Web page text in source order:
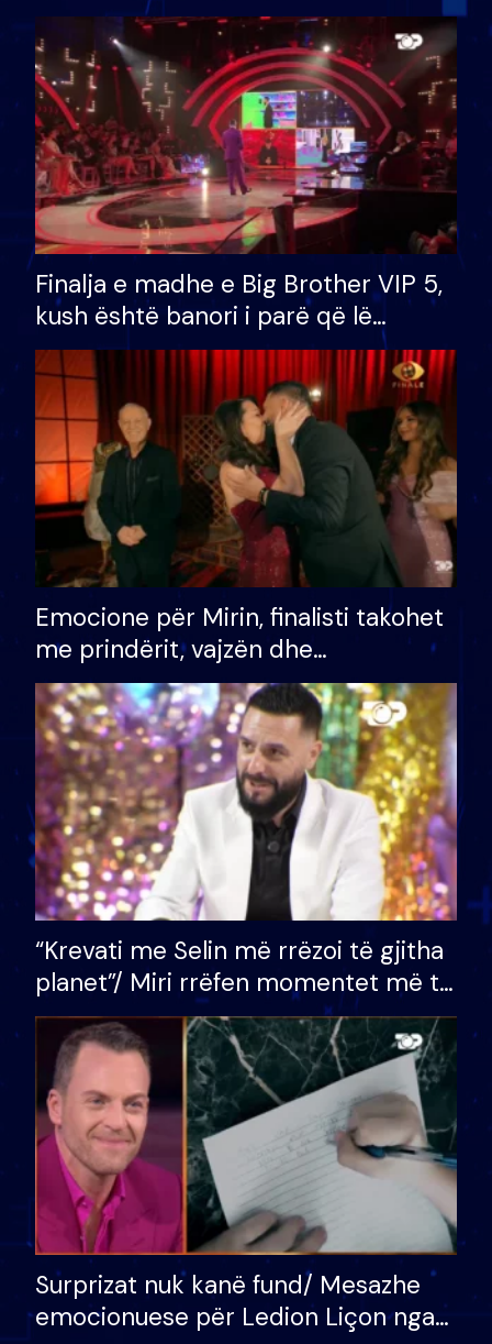
Finalja e madhe e Big Brother VIP 5,
kush është banori i parë që lë
shtëpinë dhe humb mundësinë për
të fituar çmimin e madh
Emocione për Mirin, finalisti takohet
me prindërit, vajzën dhe
bashkëshorten: S’kemi ndonjë letër
divorci apo jo?
“Krevati me Selin më rrëzoi të gjitha
planet”/ Miri rrëfen momentet më të
bukura në shtëpinë e BB VIP: Do më
mungojë zilja e mëngjesit kur…
Surprizat nuk kanë fund/ Mesazhe
emocionuese për Ledion Liçon nga